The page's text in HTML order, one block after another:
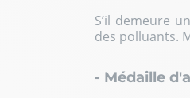
S’il demeure
des polluants.
- Médaille